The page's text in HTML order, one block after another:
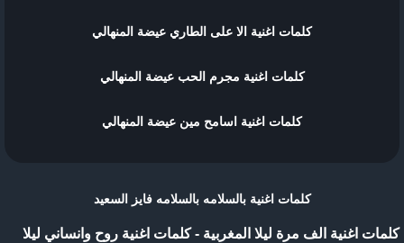
كلمات اغنية الا على الطاري عيضة المنهالي
كلمات اغنية مجرم الحب عيضة المنهالي
كلمات اغنية اسامح مين عيضة المنهالي
كلمات اغنية بالسلامه بالسلامه فايز السعيد
كلمات اغنية الف مرة ليلا المغربية -كلمات اغنية روح وانساني ليلا